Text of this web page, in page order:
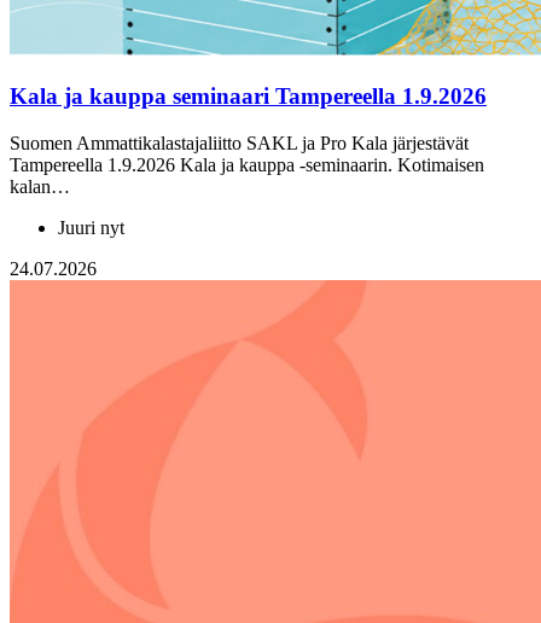
Kala ja kauppa seminaari Tampereella 1.9.2026
Suomen Ammattikalastajaliitto SAKL ja Pro Kala järjestävät
Tampereella 1.9.2026 Kala ja kauppa -seminaarin. Kotimaisen
kalan…
Juuri nyt
24.07.2026